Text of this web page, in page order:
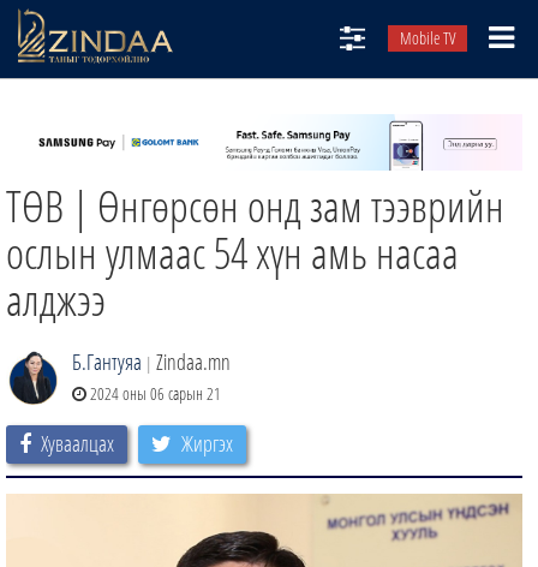
Mobile TV
ТВ8
ӨГЛӨӨНИЙ СОНИН
АУДИО ЗОХИОЛ
ЗИНДАА СЭТГҮҮЛ
ТӨВ | Өнгөрсөн онд зам тээврийн
ослын улмаас 54 хүн амь насаа
алджээ
Б.Гантуяа | Zindaa.mn
2024 оны 06 сарын 21
Хуваалцах Жиргэх